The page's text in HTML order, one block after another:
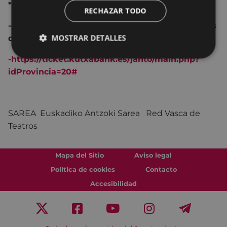
* Entrada: 5 €
-en la taquilla del teatro Coliseo, lunes y viernes
de 17:30 a 19:30 y media hora antes del inicio.
-https://ticket.kutxabank.es/janto/main.php?
idProvincia=20#
SAREA Euskadiko Antzoki Sarea Red Vasca de
Teatros
Mapa del Sitio
Aviso legal
Política de cookies
Contacto
Accesibilidad
RECHAZAR TODO
MOSTRAR DETALLES